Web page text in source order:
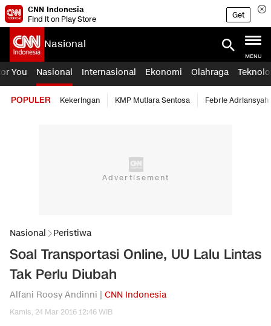
CNN Indonesia
Find it on Play Store
Get
Nasional
MENU
You Nasional Internasional Ekonomi Olahraga
POPULER Kekeringan KMP Mutiara Sentosa Febrie Adriansyah
Nasional Peristiwa
Soal Transportasi Online, UU Lalu Lintas
Tak Perlu Diubah
Alfani Roosy Andinni | CNN Indonesia
Kamis, 24 Mar 2016 12:46 WIB